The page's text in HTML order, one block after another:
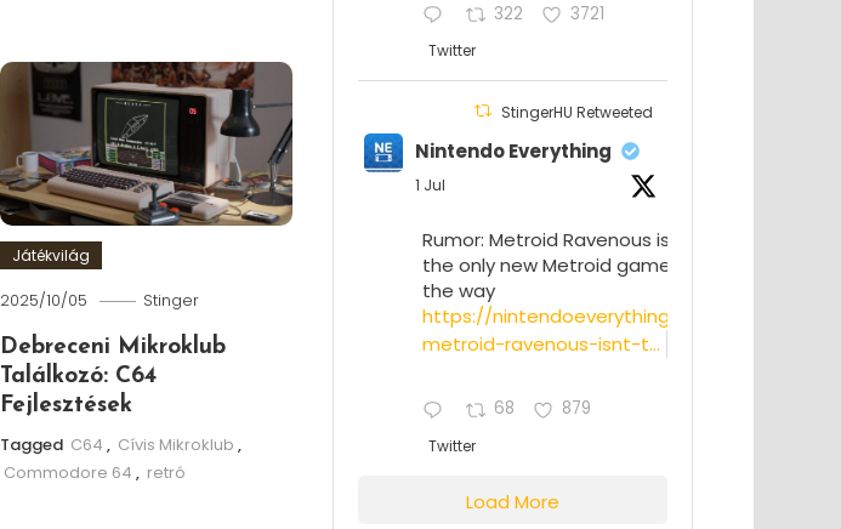
Játékvilág
2025/10/05 Stinger
Debreceni Mikroklub
Találkozó: C64
Fejlesztések
Tagged C64 , Cívis Mikroklub ,
Commodore 64 , retró
322 3721
Twitter
StingerHU Retweeted
Nintendo Everything
1 Jul
Rumor: Metroid Ravenous isn’t
the only new Metroid game on
the way
https://nintendoeverything.com/rumor-
metroid-ravenous-isnt-t...
68 879
Twitter
Load More